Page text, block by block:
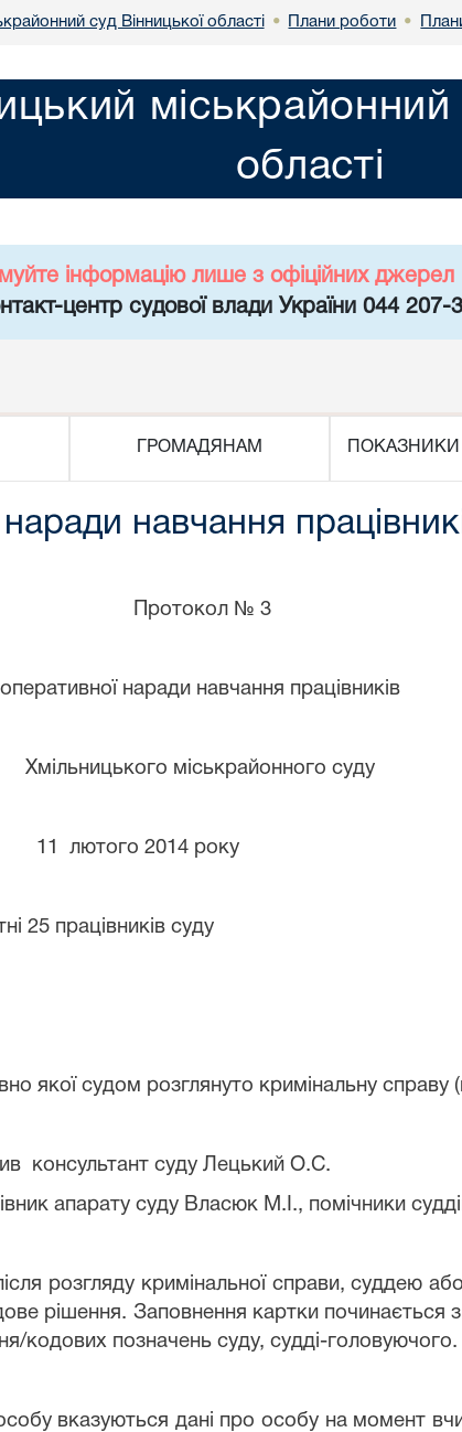
суд Вінницької області • Плани роботи •
міськрайонний
області
інформацію лише з офіційних джерел
центр судової влади України 044 207-
ГРОМАДЯНАМ ПОКАЗНИКИ
навчання
Протокол № 3
оперативної наради навчання працівників
Хмільницького міськрайонного суду
2014 року
25 працівників суду
якої судом розглянуто кримінальну
в консультант суду Лецький О.С.
апарату суду Власюк М.І., помічники
розгляду кримінальної справи, суддею
рішення. Заповнення картки починається з
кодових позначень суду, судді-головуючого.
вказуються дані про особу на момент